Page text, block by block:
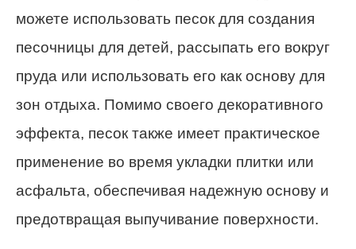
можете использовать песок для создания
песочницы для детей, рассыпать его вокруг
пруда или использовать его как основу для
зон отдыха. Помимо своего декоративного
эффекта, песок также имеет практическое
применение во время укладки плитки или
асфальта, обеспечивая надежную основу и
предотвращая выпучивание поверхности.